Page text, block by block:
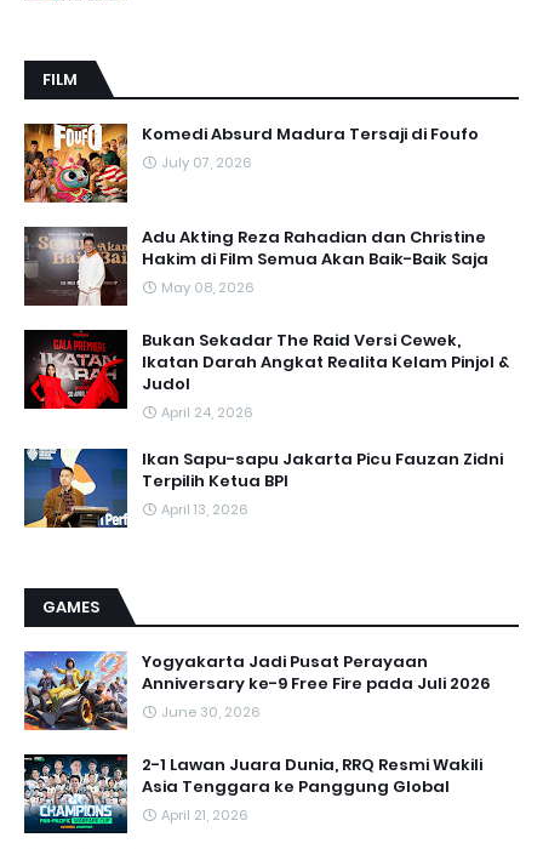
FILM
Komedi Absurd Madura Tersaji di Foufo
July 07, 2026
Adu Akting Reza Rahadian dan Christine
Hakim di Film Semua Akan Baik-Baik Saja
May 08, 2026
Bukan Sekadar The Raid Versi Cewek,
Ikatan Darah Angkat Realita Kelam Pinjol &
Judol
April 24, 2026
Ikan Sapu-sapu Jakarta Picu Fauzan Zidni
Terpilih Ketua BPI
April 13, 2026
GAMES
Yogyakarta Jadi Pusat Perayaan
Anniversary ke-9 Free Fire pada Juli 2026
June 30, 2026
2-1 Lawan Juara Dunia, RRQ Resmi Wakili
Asia Tenggara ke Panggung Global
April 21, 2026